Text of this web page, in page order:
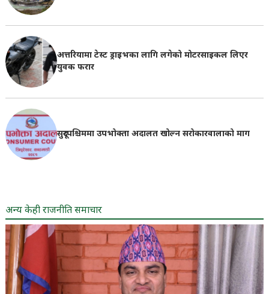
अत्तरियामा टेस्ट ड्राइभका लागि लगेको मोटरसाइकल लिएर
युवक फरार
सुदूरपश्चिममा उपभोक्ता अदालत खोल्न सरोकारवालाको माग
अन्य केही राजनीति समाचार